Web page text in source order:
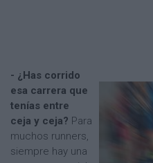
- ¿Has corrido
esa carrera que
tenías entre
ceja y ceja? Para
muchos runners,
siempre hay una